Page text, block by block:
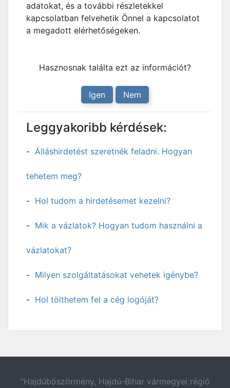
adatokat, és a további részletekkel
kapcsolatban felvehetik Önnel a kapcsolatot
a megadott elérhetőségeken.
Hasznosnak találta ezt az információt?
Igen Nem
Leggyakoribb kérdések:
Álláshirdetést szeretnék feladni. Hogyan
tehetem meg?
Hol tudom a hirdetésemet kezelni?
Mik a vázlatok? Hogyan tudom használni a
vázlatokat?
Milyen szolgáltatásokat vehetek igénybe?
Hol tölthetem fel a cég logóját?
"Hajdúböszörmény, Hajdú-Bihar vármegyei régió